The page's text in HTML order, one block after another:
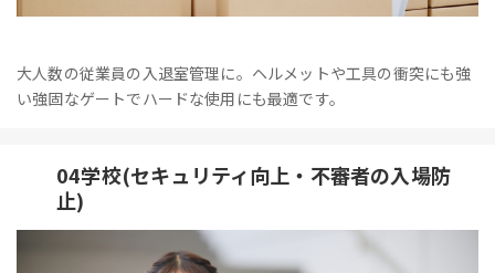
大人数の従業員の入退室管理に。ヘルメットや工具の衝突にも強
い強固なゲートでハードな使用にも最適です。
04学校(セキュリティ向上・不審者の入場防
止)